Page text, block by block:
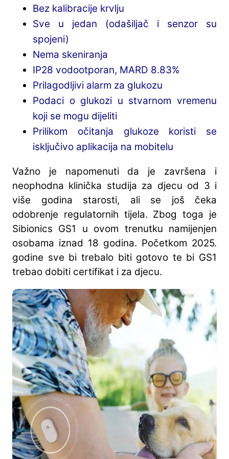
Bez kalibracije krvlju
Sve u jedan (odašiljač i senzor su
spojeni)
Nema skeniranja
IP28 vodootporan, MARD 8.83%
Prilagodljivi alarm za glukozu
Podaci o glukozi u stvarnom vremenu
koji se mogu dijeliti
Prilikom očitanja glukoze koristi se
isključivo aplikacija na mobitelu
Važno je napomenuti da je završena i
neophodna klinička studija za djecu od 3 i
više godina starosti, ali se još čeka
odobrenje regulatornih tijela. Zbog toga je
Sibionics GS1 u ovom trenutku namijenjen
osobama iznad 18 godina. Početkom 2025.
godine sve bi trebalo biti gotovo te bi GS1
trebao dobiti certifikat i za djecu.